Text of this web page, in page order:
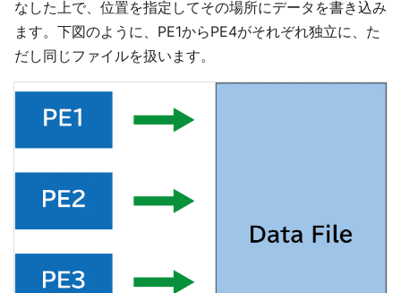
なした上で、位置を指定してその場所にデータを書き込み
ます。下図のように、PE1からPE4がそれぞれ独立に、た
だし同じファイルを扱います。